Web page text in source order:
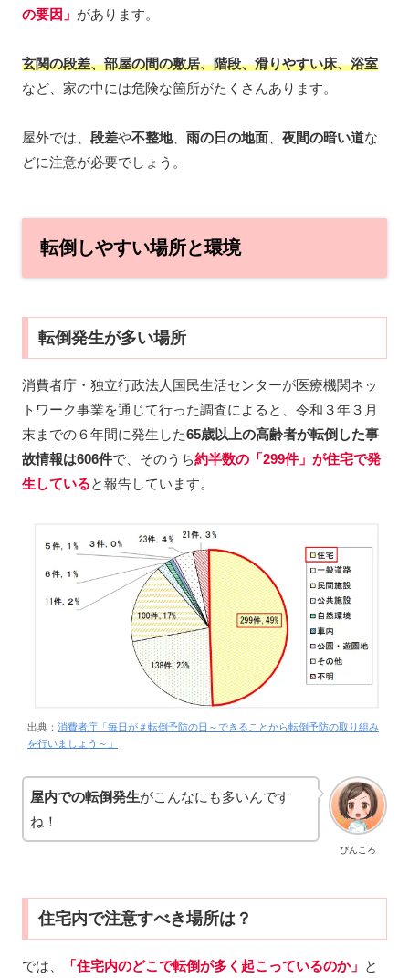
の要因」 があります。
玄関の段差、部屋の間の敷居、階段、滑りやすい床、浴室
など、家の中には危険な箇所がたくさんあります。
屋外では、 段差や不整地、 雨の日の地面 夜間の暗い道な
どに注意が必要でしょう。
転倒しやすい場所と環境
転倒発生が多い場所
消費者庁・独立行政法人国民生活センターが医療機関ネッ
トワーク事業を通じて行った調査によると、令和３年３月
末までの６年間に発生した65歳以上の高齢者が転倒した事
故情報は606件で、そのうち約半数の「299件」が住宅で発
生していると報告しています。
出典： 消費者庁「毎日が＃転倒予防の日～できることから転倒予防の取り組み
を行いましょう～」
ぴんころ
屋内での転倒発生がこんなにも多いんです
ね！
住宅内で注意すべき場所は？
では、 「住宅内のどこで転倒が多く起こっているのか」 と